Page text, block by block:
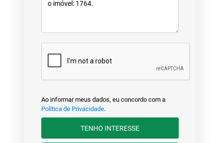
Ao informar meus dados, eu concordo com a
Política de Privacidade.
TENHO INTERESSE